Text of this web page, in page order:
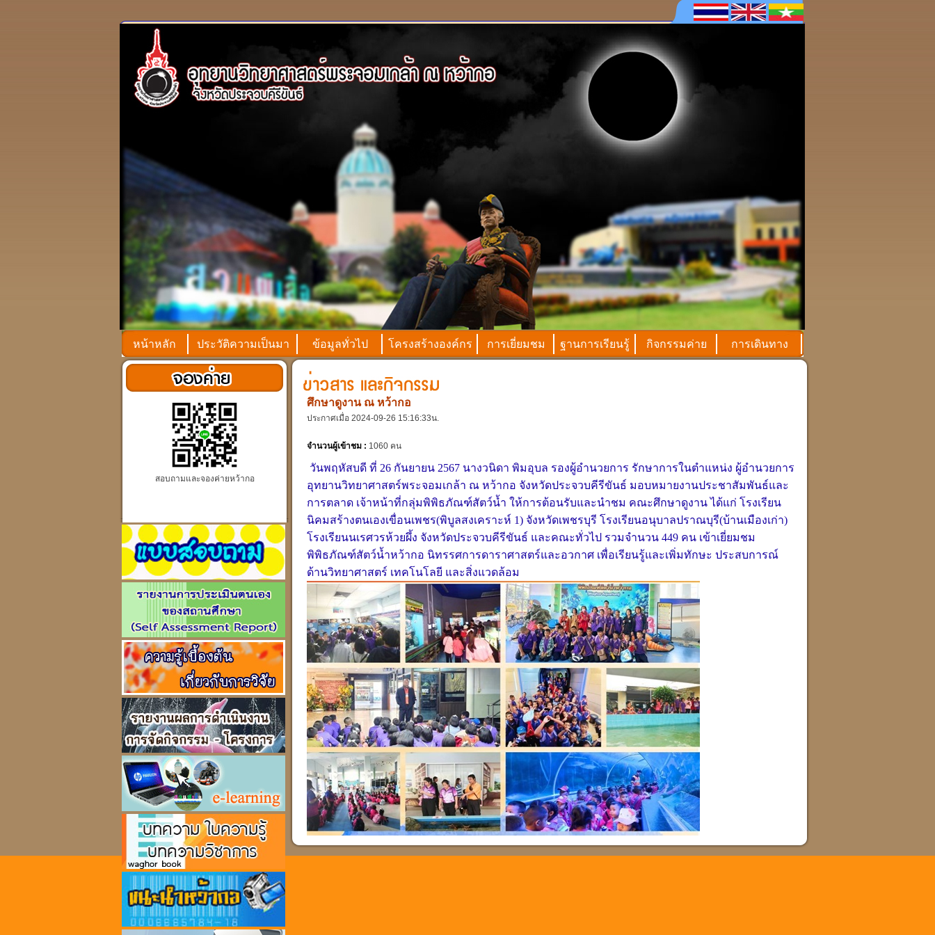
หน้าหลัก ประวัติความเป็นมา ข้อมูลทั่วไป โครงสร้างองค์กร การเยี่ยมชม ฐานการเรียนรู้ กิจกรรมค่าย การเดินทาง
สอบถามและจองค่ายหว้ากอ
ศึกษาดูงาน ณ หว้ากอ
ประกาศเมื่อ 2024-09-26 15:16:33น.
จำนวนผู้เข้าชม : 1060 คน
วันพฤหัสบดี ที่ 26 กันยายน 2567 นางวนิดา พิมอุบล รองผู้อำนวยการ รักษาการในตำแหน่ง ผู้อำนวยการ
อุทยานวิทยาศาสตร์พระจอมเกล้า ณ หว้ากอ จังหวัดประจวบคีรีขันธ์ มอบหมายงานประชาสัมพันธ์และ
การตลาด เจ้าหน้าที่กลุ่มพิพิธภัณฑ์สัตว์น้ำ ให้การต้อนรับและนำชม คณะศึกษาดูงาน ได้แก่ โรงเรียน
นิคมสร้างตนเองเขื่อนเพชร(พิบูลสงเคราะห์ 1) จังหวัดเพชรบุรี โรงเรียนอนุบาลปราณบุรี(บ้านเมืองเก่า)
โรงเรียนนเรศวรห้วยผึ้ง จังหวัดประจวบคีรีขันธ์ และคณะทั่วไป รวมจำนวน 449 คน เข้าเยี่ยมชม
พิพิธภัณฑ์สัตว์น้ำหว้ากอ นิทรรศการดาราศาสตร์และอวกาศ เพื่อเรียนรู้และเพิ่มทักษะ ประสบการณ์
ด้านวิทยาศาสตร์ เทคโนโลยี และสิ่งแวดล้อม